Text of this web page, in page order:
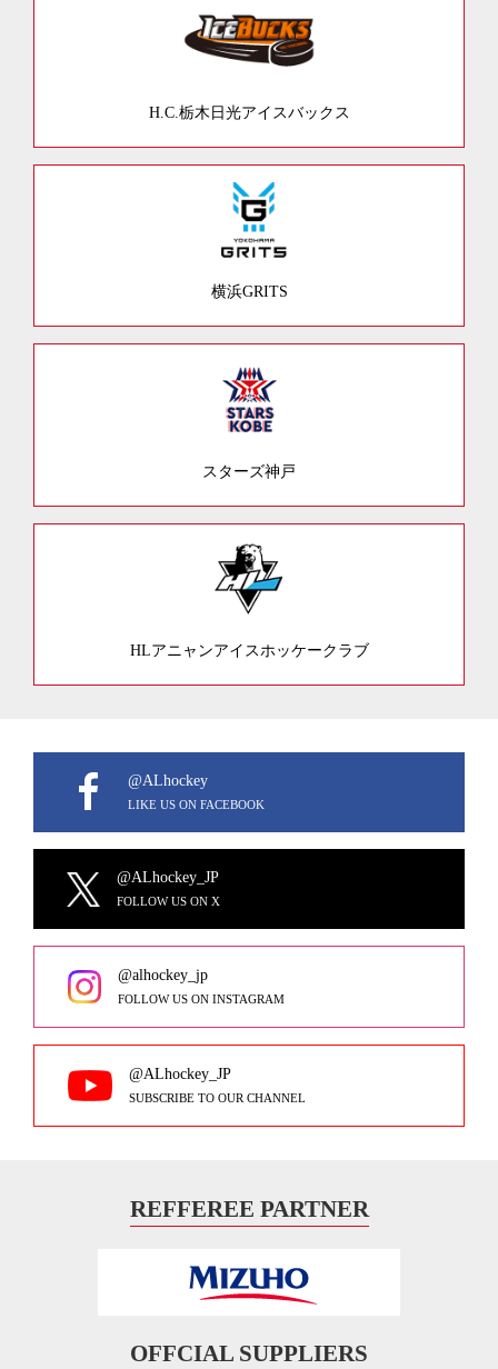
H.C.栃木日光アイスバックス
横浜GRITS
スターズ神戸
HLアニャンアイスホッケークラブ
@ALhockey
LIKE US ON FACEBOOK
@ALhockey_JP
FOLLOW US ON X
@alhockey_jp
FOLLOW US ON INSTAGRAM
@ALhockey_JP
SUBSCRIBE TO OUR CHANNEL
REFFEREE PARTNER
OFFCIAL SUPPLIERS